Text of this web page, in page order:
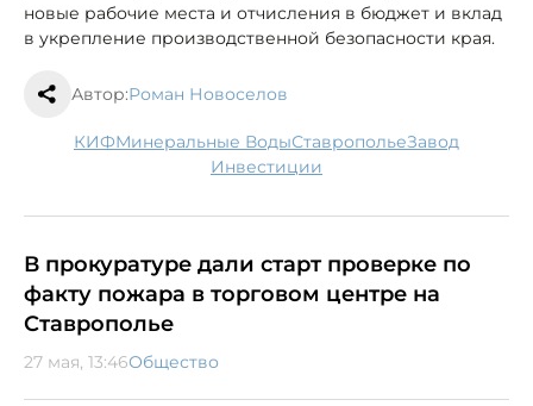
новые рабочие места и отчисления в бюджет и вклад
в укрепление производственной безопасности края.
Автор:Роман Новоселов
КИФ Минеральные Воды Ставрополье завод
инвестиции
В прокуратуре дали старт проверке по
факту пожара в торговом центре на
Ставрополье
27 мая, 13:46Общество